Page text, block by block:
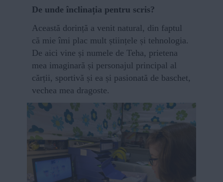
De unde înclinația pentru scris?
Această dorință a venit natural, din faptul
că mie îmi plac mult științele și tehnologia.
De aici vine și numele de Teha, prietena
mea imaginară și personajul principal al
cărții, sportivă și ea și pasionată de baschet,
vechea mea dragoste.